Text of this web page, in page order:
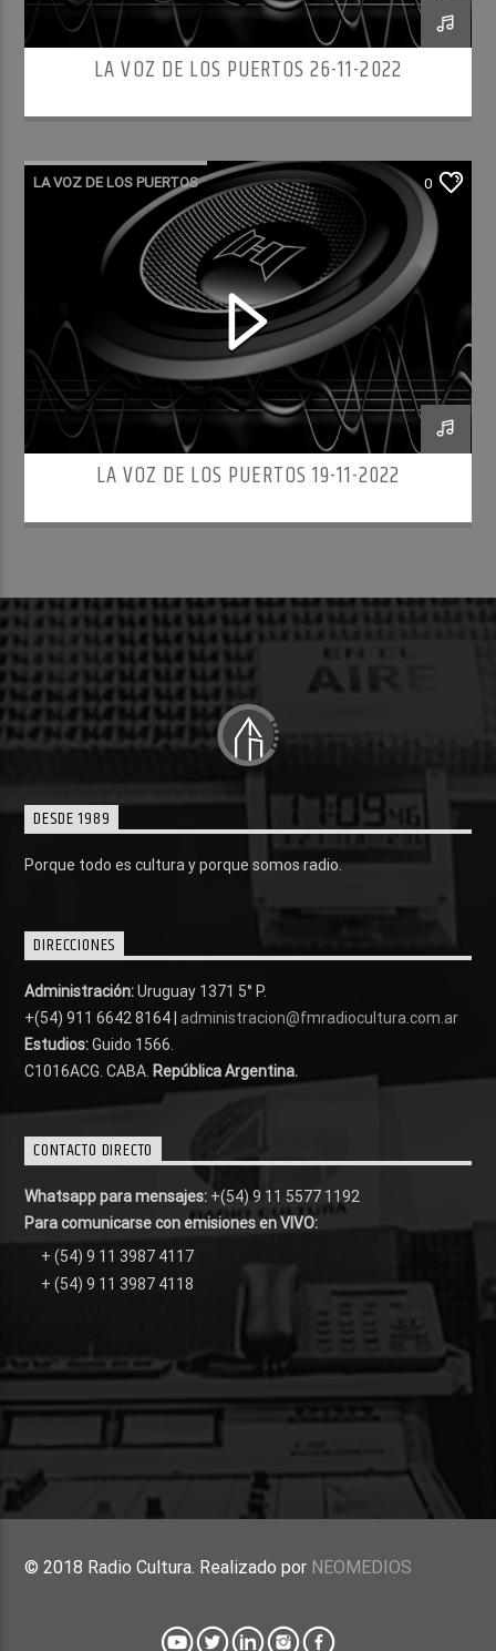
LA VOZ DE LOS PUERTOS 26-11-2022
LA VOZ DE LOS PUERTOS 0
LA VOZ DE LOS PUERTOS 19-11-2022
DESDE 1989
Porque todo es cultura y porque somos radio.
DIRECCIONES
Administración:Uruguay 1371 5° P.
+(54) 911 6642 8164 | administracion@fmradiocultura.com.ar
Estudios:Guido 1566.
C1016ACG . CABA. República Argentina.
CONTACTO DIRECTO
Whatsapp para mensajes: +(54) 9 11 5577 1192
Para comunicarse con emisiones en VIVO:
+ (54) 9 11 3987 4117
+ (54) 9 11 3987 4118
© 2018 Radio Cultura. Realizado por NEOMEDIOS